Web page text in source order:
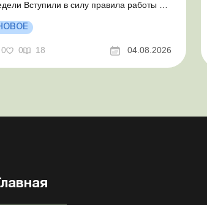
Вступили в силу правила работы и
о мобилизации и военном
Для сельхозпредприятий и ФЛП
новые разовые статистические
изменяется порядок
0 0 18 04.08.2026
Главная